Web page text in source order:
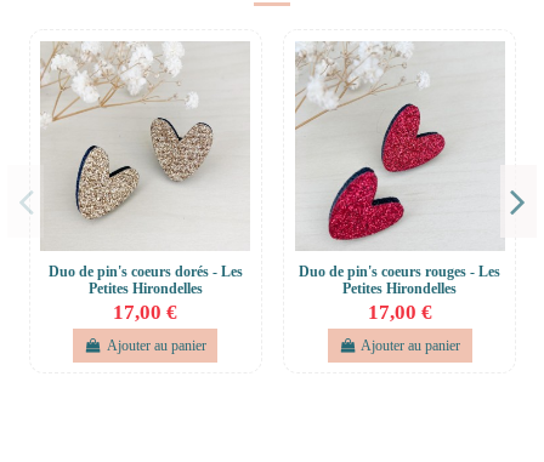
Duo de pin's coeurs dorés - Les
Petites Hirondelles
17,00 €
Ajouter au panier
Duo de pin's coeurs rouges - Les
Petites Hirondelles
17,00 €
Ajouter au panier